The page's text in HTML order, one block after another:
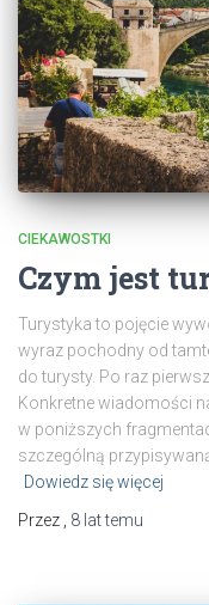
CIEKAWOSTKI
Czym jest
Turystyka to pojęcie
wyraz pochodny od
do turysty. Po raz
Konkretne wiadomości
w poniższych
szczególną
Dowiedz się więcej
Przez
8 lattemu